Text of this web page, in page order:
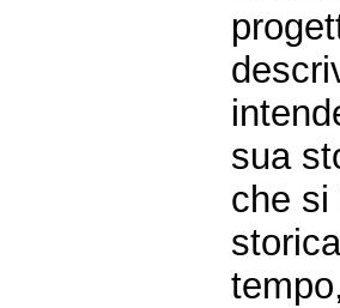
sua
che si